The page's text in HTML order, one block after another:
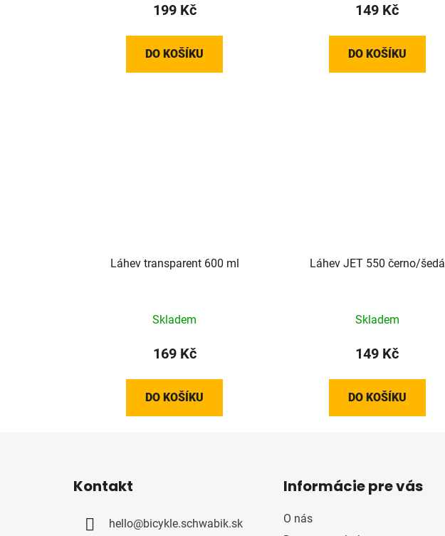
199 Kč
DO KOŠÍKU
149 Kč
DO KOŠÍKU
Láhev transparent 600 ml
Skladem
169 Kč
DO KOŠÍKU
Láhev JET 550 černo/šedá
Skladem
149 Kč
DO KOŠÍKU
Kontakt
hello@bicykle.schwabik.sk
Informácie pre vás
O nás